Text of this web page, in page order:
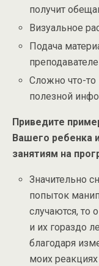
получит
Визуальное
Подача
Сложно что-
полезной
Приведите
Вашего ребенка
занятиям на
Значительно
попыток
случаются, то
и их гораздо
благодаря
моих